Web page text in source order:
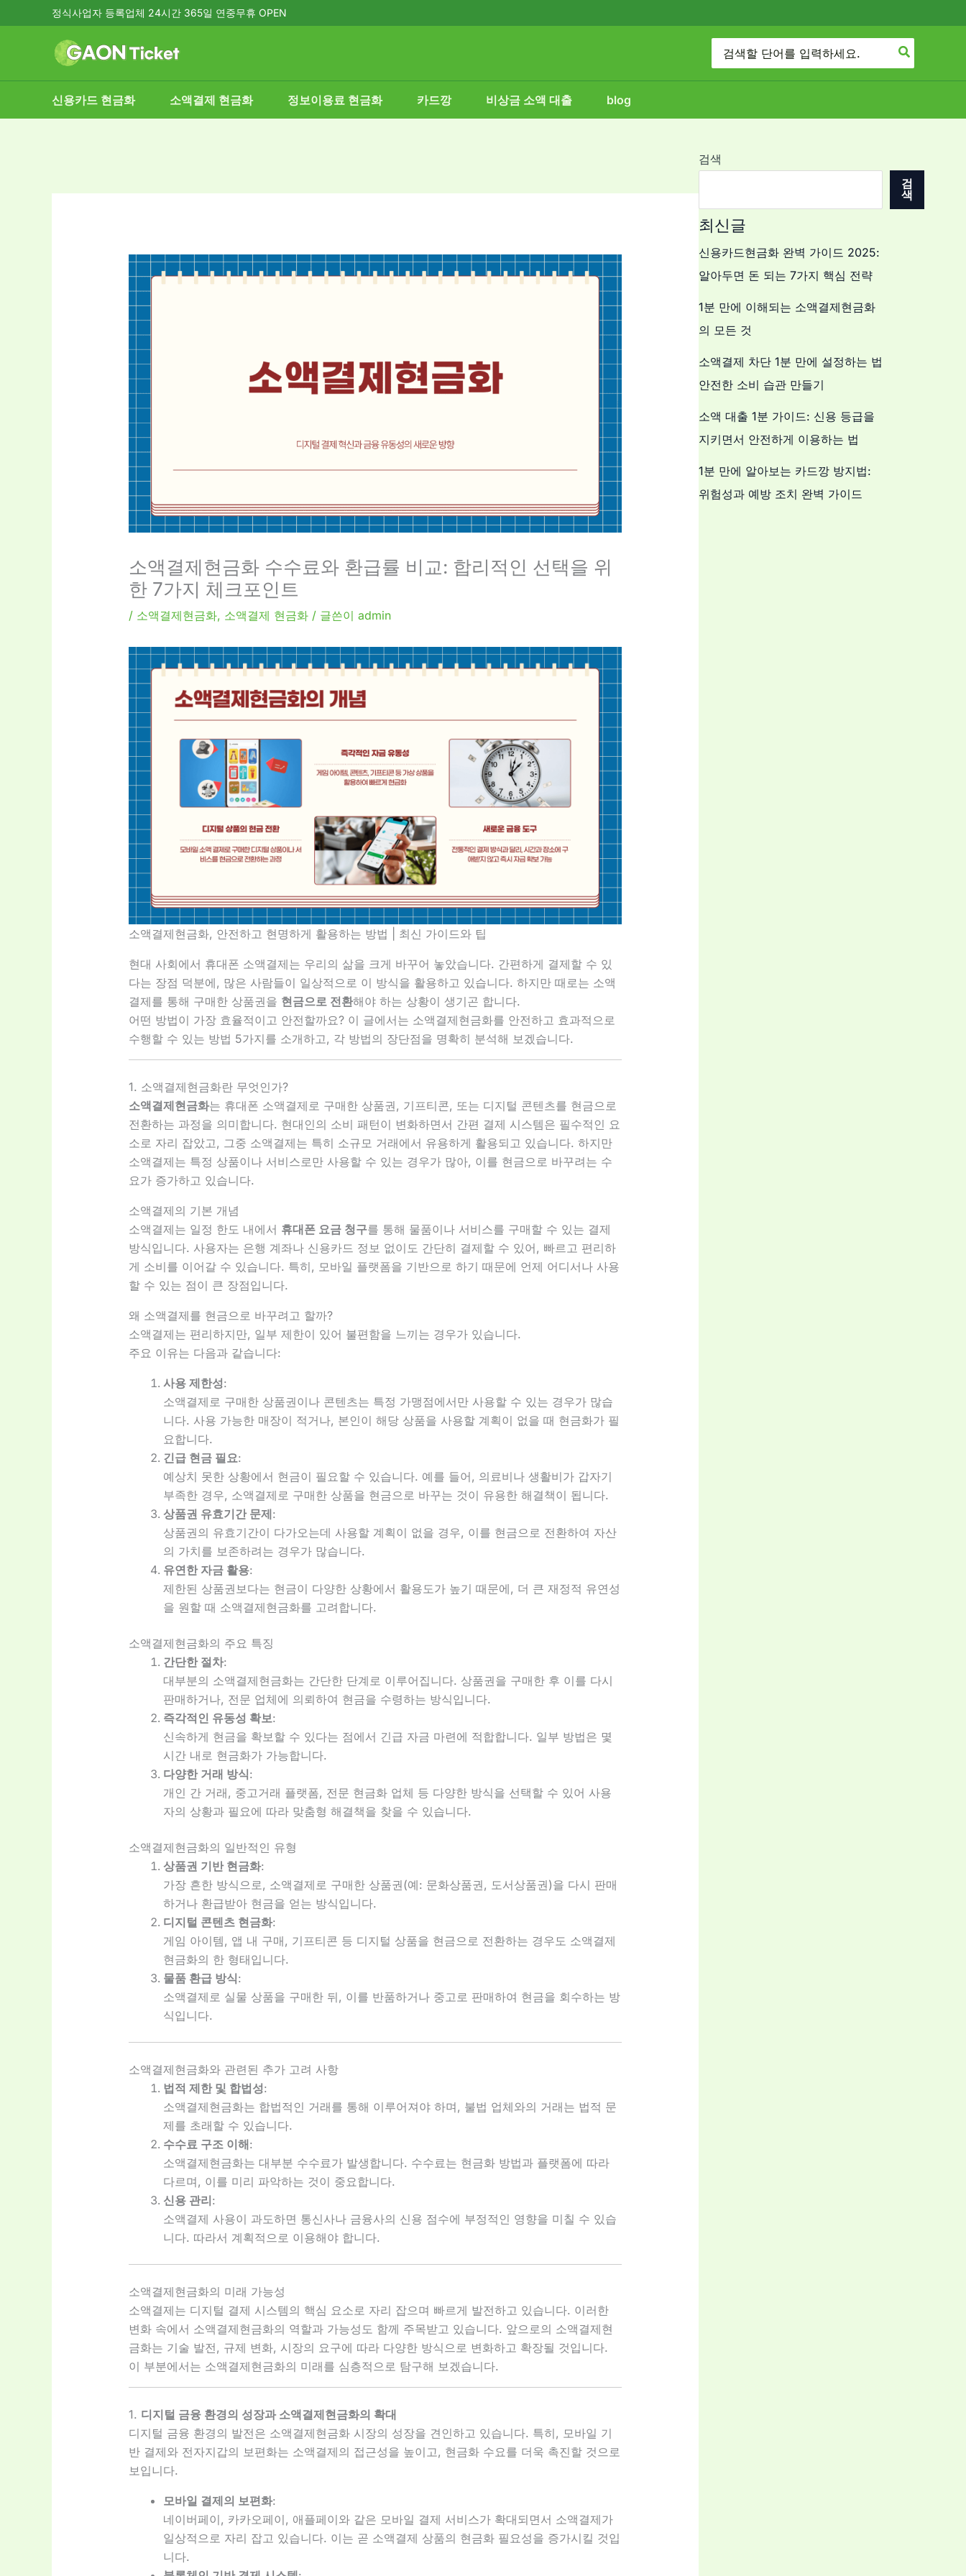
텐
건
뛰
정식사업자 등록업체 24시간 365일 연중무휴 OPEN
for:
신용카드 현금화 소액결제 현금화 정보이용료 현금화 카드깡 비상금 소액 대출 blog
소액결제현금화 수수료와 환급률 비교: 합리적인 선택을 위
한 7가지 체크포인트
/ 소액결제현금화, 소액결제 현금화/ 글쓴이 admin
소액결제현금화, 안전하고 현명하게 활용하는 방법 | 최신 가이드와 팁
현대 사회에서 휴대폰 소액결제는 우리의 삶을 크게 바꾸어 놓았습니다. 간편하게 결제할 수 있
다는 장점 덕분에, 많은 사람들이 일상적으로 이 방식을 활용하고 있습니다. 하지만 때로는 소액
결제를 통해 구매한 상품권을 현금으로 전환해야 하는 상황이 생기곤 합니다.
어떤 방법이 가장 효율적이고 안전할까요? 이 글에서는 소액결제현금화를 안전하고 효과적으로
수행할 수 있는 방법 5가지를 소개하고, 각 방법의 장단점을 명확히 분석해 보겠습니다.
1. 소액결제현금화란 무엇인가?
소액결제현금화는 휴대폰 소액결제로 구매한 상품권, 기프티콘, 또는 디지털 콘텐츠를 현금으로
전환하는 과정을 의미합니다. 현대인의 소비 패턴이 변화하면서 간편 결제 시스템은 필수적인 요
소로 자리 잡았고, 그중 소액결제는 특히 소규모 거래에서 유용하게 활용되고 있습니다. 하지만
소액결제는 특정 상품이나 서비스로만 사용할 수 있는 경우가 많아, 이를 현금으로 바꾸려는 수
요가 증가하고 있습니다.
소액결제의 기본 개념
소액결제는 일정 한도 내에서 휴대폰 요금 청구를 통해 물품이나 서비스를 구매할 수 있는 결제
방식입니다. 사용자는 은행 계좌나 신용카드 정보 없이도 간단히 결제할 수 있어, 빠르고 편리하
게 소비를 이어갈 수 있습니다. 특히, 모바일 플랫폼을 기반으로 하기 때문에 언제 어디서나 사용
할 수 있는 점이 큰 장점입니다.
왜 소액결제를 현금으로 바꾸려고 할까?
소액결제는 편리하지만, 일부 제한이 있어 불편함을 느끼는 경우가 있습니다.
주요 이유는 다음과 같습니다:
사용 제한성:
소액결제로 구매한 상품권이나 콘텐츠는 특정 가맹점에서만 사용할 수 있는 경우가 많습
니다. 사용 가능한 매장이 적거나, 본인이 해당 상품을 사용할 계획이 없을 때 현금화가 필
요합니다.
긴급 현금 필요:
예상치 못한 상황에서 현금이 필요할 수 있습니다. 예를 들어, 의료비나 생활비가 갑자기
부족한 경우, 소액결제로 구매한 상품을 현금으로 바꾸는 것이 유용한 해결책이 됩니다.
상품권 유효기간 문제:
상품권의 유효기간이 다가오는데 사용할 계획이 없을 경우, 이를 현금으로 전환하여 자산
의 가치를 보존하려는 경우가 많습니다.
유연한 자금 활용:
제한된 상품권보다는 현금이 다양한 상황에서 활용도가 높기 때문에, 더 큰 재정적 유연성
을 원할 때 소액결제현금화를 고려합니다.
소액결제현금화의 주요 특징
간단한 절차:
대부분의 소액결제현금화는 간단한 단계로 이루어집니다. 상품권을 구매한 후 이를 다시
판매하거나, 전문 업체에 의뢰하여 현금을 수령하는 방식입니다.
즉각적인 유동성 확보:
신속하게 현금을 확보할 수 있다는 점에서 긴급 자금 마련에 적합합니다. 일부 방법은 몇
시간 내로 현금화가 가능합니다.
다양한 거래 방식:
개인 간 거래, 중고거래 플랫폼, 전문 현금화 업체 등 다양한 방식을 선택할 수 있어 사용
자의 상황과 필요에 따라 맞춤형 해결책을 찾을 수 있습니다.
소액결제현금화의 일반적인 유형
상품권 기반 현금화:
가장 흔한 방식으로, 소액결제로 구매한 상품권(예: 문화상품권, 도서상품권)을 다시 판매
하거나 환급받아 현금을 얻는 방식입니다.
디지털 콘텐츠 현금화:
게임 아이템, 앱 내 구매, 기프티콘 등 디지털 상품을 현금으로 전환하는 경우도 소액결제
현금화의 한 형태입니다.
물품 환급 방식:
소액결제로 실물 상품을 구매한 뒤, 이를 반품하거나 중고로 판매하여 현금을 회수하는 방
식입니다.
소액결제현금화와 관련된 추가 고려 사항
법적 제한 및 합법성:
소액결제현금화는 합법적인 거래를 통해 이루어져야 하며, 불법 업체와의 거래는 법적 문
제를 초래할 수 있습니다.
수수료 구조 이해:
소액결제현금화는 대부분 수수료가 발생합니다. 수수료는 현금화 방법과 플랫폼에 따라
다르며, 이를 미리 파악하는 것이 중요합니다.
신용 관리:
소액결제 사용이 과도하면 통신사나 금융사의 신용 점수에 부정적인 영향을 미칠 수 있습
니다. 따라서 계획적으로 이용해야 합니다.
소액결제현금화의 미래 가능성
소액결제는 디지털 결제 시스템의 핵심 요소로 자리 잡으며 빠르게 발전하고 있습니다. 이러한
변화 속에서 소액결제현금화의 역할과 가능성도 함께 주목받고 있습니다. 앞으로의 소액결제현
금화는 기술 발전, 규제 변화, 시장의 요구에 따라 다양한 방식으로 변화하고 확장될 것입니다.
이 부분에서는 소액결제현금화의 미래를 심층적으로 탐구해 보겠습니다.
1. 디지털 금융 환경의 성장과 소액결제현금화의 확대
디지털 금융 환경의 발전은 소액결제현금화 시장의 성장을 견인하고 있습니다. 특히, 모바일 기
반 결제와 전자지갑의 보편화는 소액결제의 접근성을 높이고, 현금화 수요를 더욱 촉진할 것으로
보입니다.
모바일 결제의 보편화:
네이버페이, 카카오페이, 애플페이와 같은 모바일 결제 서비스가 확대되면서 소액결제가
일상적으로 자리 잡고 있습니다. 이는 곧 소액결제 상품의 현금화 필요성을 증가시킬 것입
니다.
검색
검
색
최신글
신용카드현금화 완벽 가이드 2025:
알아두면 돈 되는 7가지 핵심 전략
1분 만에 이해되는 소액결제현금화
의 모든 것
소액결제 차단 1분 만에 설정하는 법
안전한 소비 습관 만들기
소액 대출 1분 가이드: 신용 등급을
지키면서 안전하게 이용하는 법
1분 만에 알아보는 카드깡 방지법:
위험성과 예방 조치 완벽 가이드